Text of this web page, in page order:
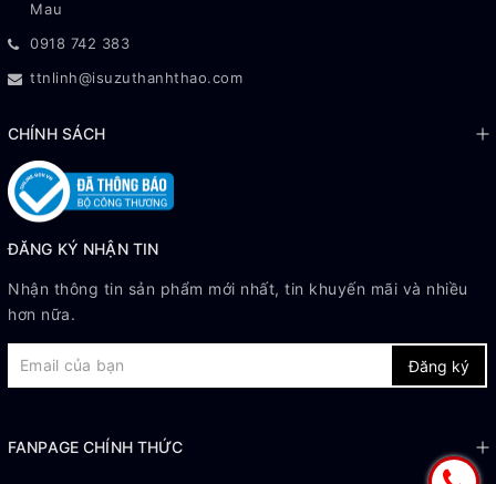
Mau
0918 742 383
ttnlinh@isuzuthanhthao.com
CHÍNH SÁCH
ĐĂNG KÝ NHẬN TIN
Nhận thông tin sản phẩm mới nhất, tin khuyến mãi và nhiều
hơn nữa.
Đăng ký
FANPAGE CHÍNH THỨC